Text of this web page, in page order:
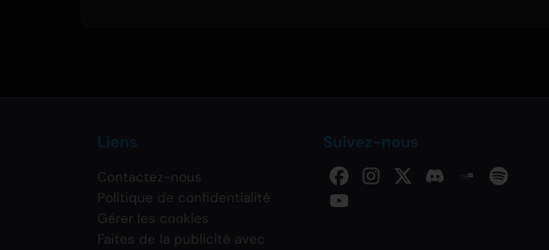
Liens
Contactez-nous
Politique de confidentialité
Gérer les cookies
Faites de la publicité avec
Suivez-nous